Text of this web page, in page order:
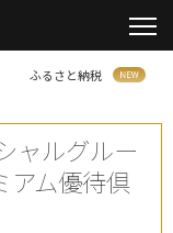
ふるさと納税
ャルグルー
アム優待倶